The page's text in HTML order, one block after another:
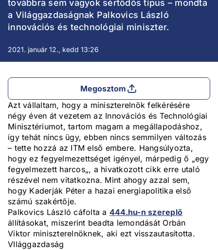
továbbra sem vagyok sértődős típus – mondta
a Világgazdaságnak Palkovics László
innovációs és technológiai miniszter.
2021. január 12., kedd 13:26
Megosztom
Azt vállaltam, hogy a miniszterelnök felkérésére
négy éven át vezetem az Innovációs és Technológiai
Minisztériumot, tartom magam a megállapodáshoz,
így tehát nincs ügy, ebben nincs semmilyen változás
– tette hozzá az ITM első embere. Hangsúlyozta,
hogy ez fegyelmezettséget igényel, márpedig ő „egy
fegyelmezett harcos„, a hivatkozott cikk erre utaló
részével nem vitatkozna. Mint ahogy azzal sem,
hogy Kaderják Péter a hazai energiapolitika első
számú szakértője.
Palkovics László cáfolta a 444.hu-n szereplő
állításokat, miszerint beadta lemondását Orbán
Viktor miniszterelnöknek, aki ezt visszautasította.
VIlággazdaság